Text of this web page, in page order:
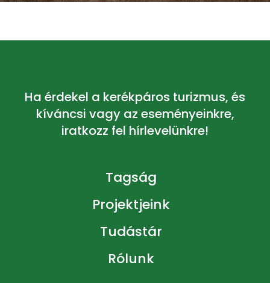
Tagság
Projektjeink
Tudástár
Rólunk
Ha érdekel a kerékpáros turizmus, és
kíváncsi vagy az eseményeinkre,
iratkozz fel hírlevelünkre!